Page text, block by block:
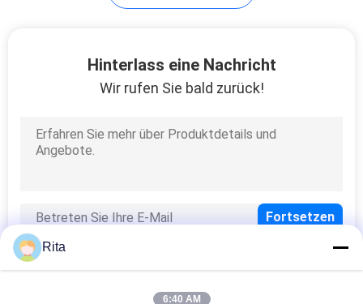
Schere sterben
stirbt
Hinterlass eine Nachricht
Wir rufen Sie bald zurück!
Rita
6:40 AM